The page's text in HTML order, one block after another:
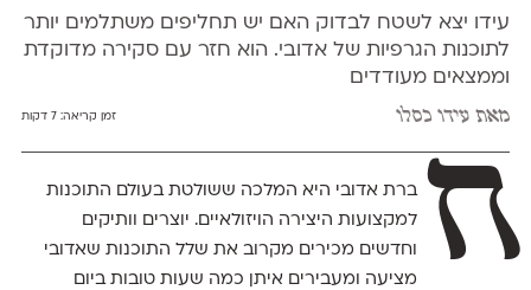
עידו יצא לשטח לבדוק האם יש תחליפים משתלמים יותר
לתוכנות הגרפיות של אדובי. הוא חזר עם סקירה מדוקדת
וממצאים מעודדים
מאת עידו כסלו זמן קריאה: 7 דקות
ח
ברת אדובי היא המלכה ששולטת בעולם התוכנות
למקצועות היצירה הויזולאיים. יוצרים וותיקים
וחדשים מכירים מקרוב את שלל התוכנות שאדובי
מציעה ומעבירים איתן כמה שעות טובות ביום